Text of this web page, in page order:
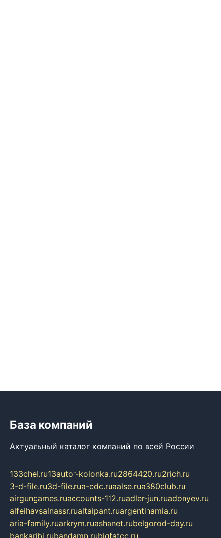
База компаний
Актуальный каталог компаний по всей России
133chel.ru13autor-kolonka.ru2864420.ru2rich.ru
3-d-file.ru3d-file.rua-cdc.ruaalse.rua380club.ru
airgungames.ruaccounts-112.ruadler-jun.ruadonyev.ru
alfeihavsalnassr.rualtaipant.ruargentinamia.ru
aria-family.ruarkrym.ruashanet.rubelgorod-day.ru
bankaribi.rubandamn.rubigfatcc.ru